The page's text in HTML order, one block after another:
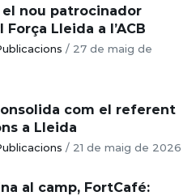
el nou patrocinador
Lleida a l’ACB
/ 27 de maig de
com el referent
a Lleida
/ 21 de maig de 2026
al camp, FortCafé: